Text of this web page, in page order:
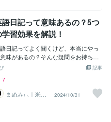
は意味のまとまり（チャンク）ごと
切って、リズムを掴む練習から始め
ょう。🔊 発音とリズムのポイント英
、意味の重要な単語（動詞や名詞）
く読み、つなぎの言葉（in, a, to な
は弱く速く読むのがコツです。以下
読んでみてください。I like writing / f
novels / in my free time.(アイ・ラ
ク・ライティング / ファンタジー・ナ
語日記って意味あるの？5つ
習効果を解説！
日記ってよく聞くけど、本当にやっ
味があるの？そんな疑問をお持ちで
りませんか？実は、英語日記は正し
年以上の私が、すべての人におすすめ
い英語学習法です。今回は、英語日
に正しく取り組めば得られる、学習効
記事
7
まめみぃ｜米在
住歴12年の英語
2024/10/31